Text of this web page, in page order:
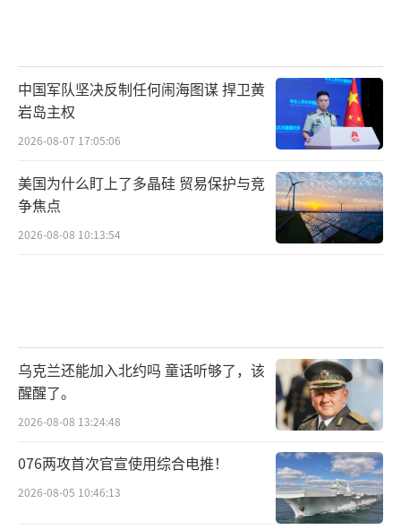
中国军队坚决反制任何闹海图谋 捍卫黄
岩岛主权
2026-08-07 17:05:06
美国为什么盯上了多晶硅 贸易保护与竞
争焦点
2026-08-08 10:13:54
乌克兰还能加入北约吗 童话听够了，该
醒醒了。
2026-08-08 13:24:48
076两攻首次官宣使用综合电推！
2026-08-05 10:46:13